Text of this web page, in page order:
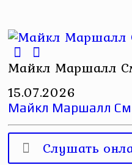
Майкл Маршалл
15.07.2026
Майкл Маршалл
Слушать